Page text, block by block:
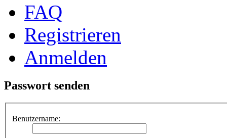
FAQ
Registrieren
Anmelden
Passwort senden
Benutzername: